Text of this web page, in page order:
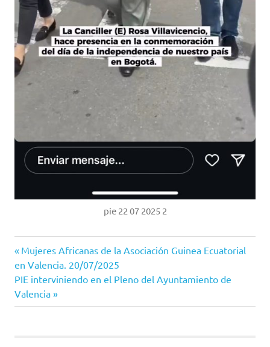
pie 22 07 2025 2
Navegación
de
entradas
Entrada
anterior:
Mujeres Africanas de la Asociación Guinea Ecuatorial
en Valencia. 20/07/2025
Siguiente
entrada:
PIE interviniendo en el Pleno del Ayuntamiento de
Valencia